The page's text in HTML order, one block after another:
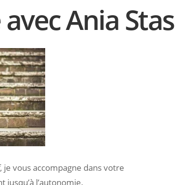
Ania Stas
, je vous accompagne dans votre
l’autonomie.